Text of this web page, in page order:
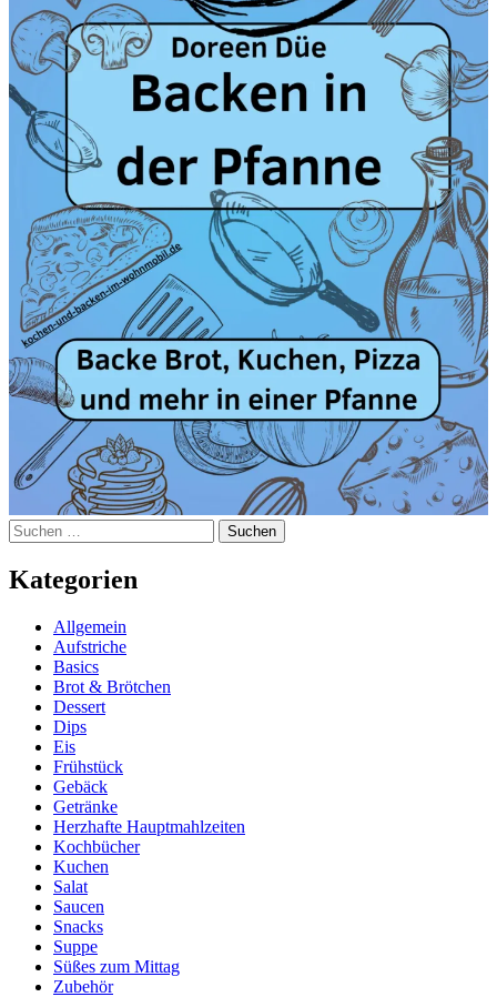
Suchen
nach:
Kategorien
Allgemein
Aufstriche
Basics
Brot & Brötchen
Dessert
Dips
Eis
Frühstück
Gebäck
Getränke
Herzhafte Hauptmahlzeiten
Kochbücher
Kuchen
Salat
Saucen
Snacks
Suppe
Süßes zum Mittag
Zubehör